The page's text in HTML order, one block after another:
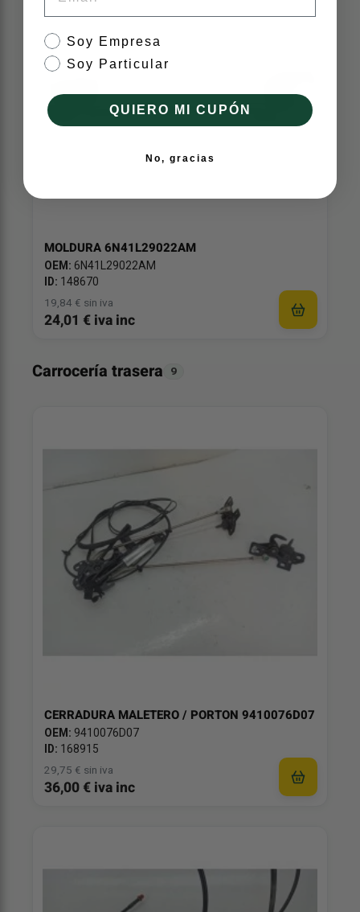
MOLDURA 6N41L29022AM
OEM: 6N41L29022AM
ID: 148670
19,84 € sin iva
24,01 € iva inc
Carrocería trasera 9
CERRADURA MALETERO / PORTON 9410076D07
OEM: 9410076D07
ID: 168915
29,75 € sin iva
36,00 € iva inc
tipo de cliente
Soy Empresa
Soy Particular
QUIERO MI CUPÓN
No, gracias